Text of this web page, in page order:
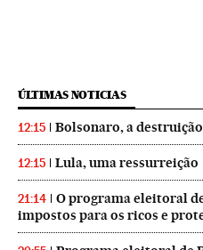
ÚLTIMAS NOTICIAS
12:15 Bolsonaro, a
12:15 Lula, uma ressurreição
21:14
O programa eleitoral
impostos para os ricos e